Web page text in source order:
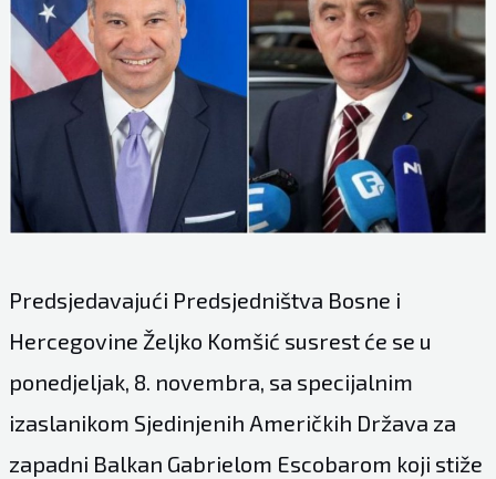
Predsjedavajući Predsjedništva Bosne i
Hercegovine Željko Komšić susrest će se u
ponedjeljak, 8. novembra, sa specijalnim
izaslanikom Sjedinjenih Američkih Država za
zapadni Balkan Gabrielom Escobarom koji stiže